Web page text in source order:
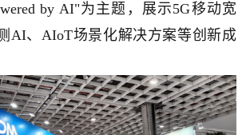
by AI"为主题，展示5G移动宽
AI、AIoT场景化解决方案等创新成